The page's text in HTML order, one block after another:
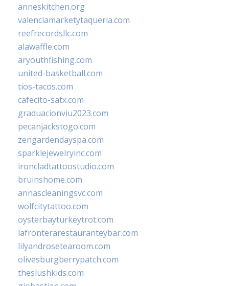
anneskitchen.org
valenciamarketytaqueria.com
reefrecordsllc.com
alawaffle.com
aryouthfishing.com
united-basketball.com
tios-tacos.com
cafecito-satx.com
graduacionviu2023.com
pecanjackstogo.com
zengardendayspa.com
sparklejewelryinc.com
ironcladtattoostudio.com
bruinshome.com
annascleaningsvc.com
wolfcitytattoo.com
oysterbayturkeytrot.com
lafronterarestauranteybar.com
lilyandrosetearoom.com
olivesburgberrypatch.com
theslushkids.com